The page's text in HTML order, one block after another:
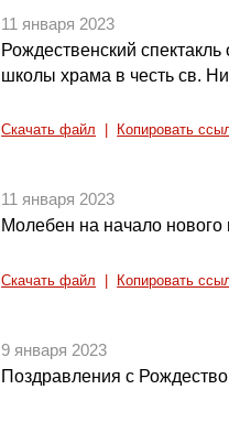
11 января 2023
Рождественский
школы храма в честь св.
Скачать файл Копировать
11 января 2023
Молебен на начало нового
Скачать файл Копировать
9 января 2023
Поздравления с